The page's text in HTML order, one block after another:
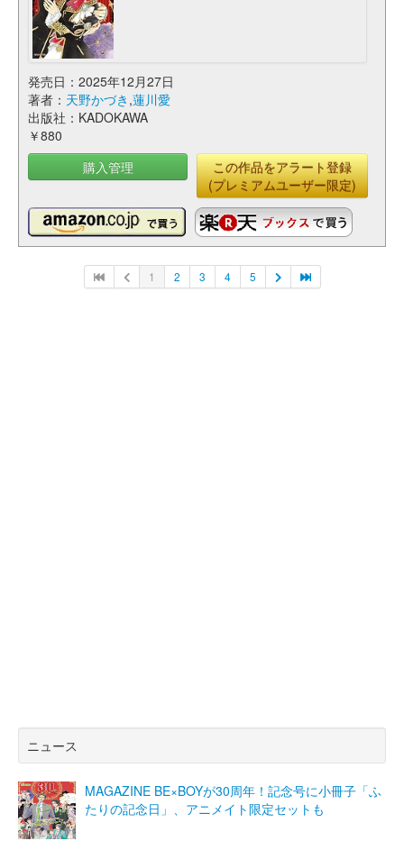
発売日：2025年12月27日
著者： 天野かづき ,蓮川愛
出版社：KADOKAWA
￥880
購入管理
この作品をアラート登録
(プレミアムユーザー限定)
1 2 3 4 5
ニュース
MAGAZINE BE×BOYが30周年！記念号に小冊子「ふ
たりの記念日」、アニメイト限定セットも